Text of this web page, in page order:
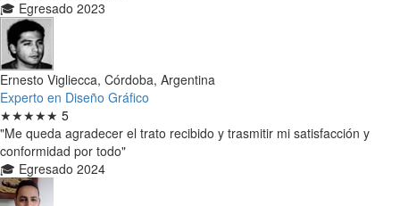
🎓 Egresado 2023
Ernesto Vigliecca, Córdoba, Argentina
Experto en Diseño Gráfico
★★★★★ 5
"Me queda agradecer el trato recibido y trasmitir mi satisfacción y
conformidad por todo"
🎓 Egresado 2024